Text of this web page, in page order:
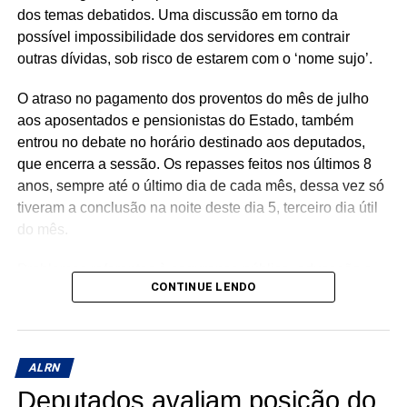
com as taxas de aprovação escolar. Os resultados de
nacional em todas as etapas da educação básica, com
crescimento dos índices na maior parte dos estados
brasileiros.
Participaram do debate os deputados Coronel Azevedo
dos temas debatidos. Uma discussão em torno da
possível impossibilidade dos servidores em contrair
outras dívidas, sob risco de estarem com o ‘nome sujo’.
O atraso no pagamento dos proventos do mês de julho
aos aposentados e pensionistas do Estado, também
entrou no debate no horário destinado aos deputados,
que encerra a sessão. Os repasses feitos nos últimos 8
anos, sempre até o último dia de cada mês, dessa vez só
tiveram a conclusão na noite deste dia 5, terceiro dia útil
do mês.
Problemas referentes à segurança pública, educação e
saúde, em Mossoró, também entraram na pauta. No
pronunciou.
CONTINUE LENDO
ALRN
Deputados avaliam posição do